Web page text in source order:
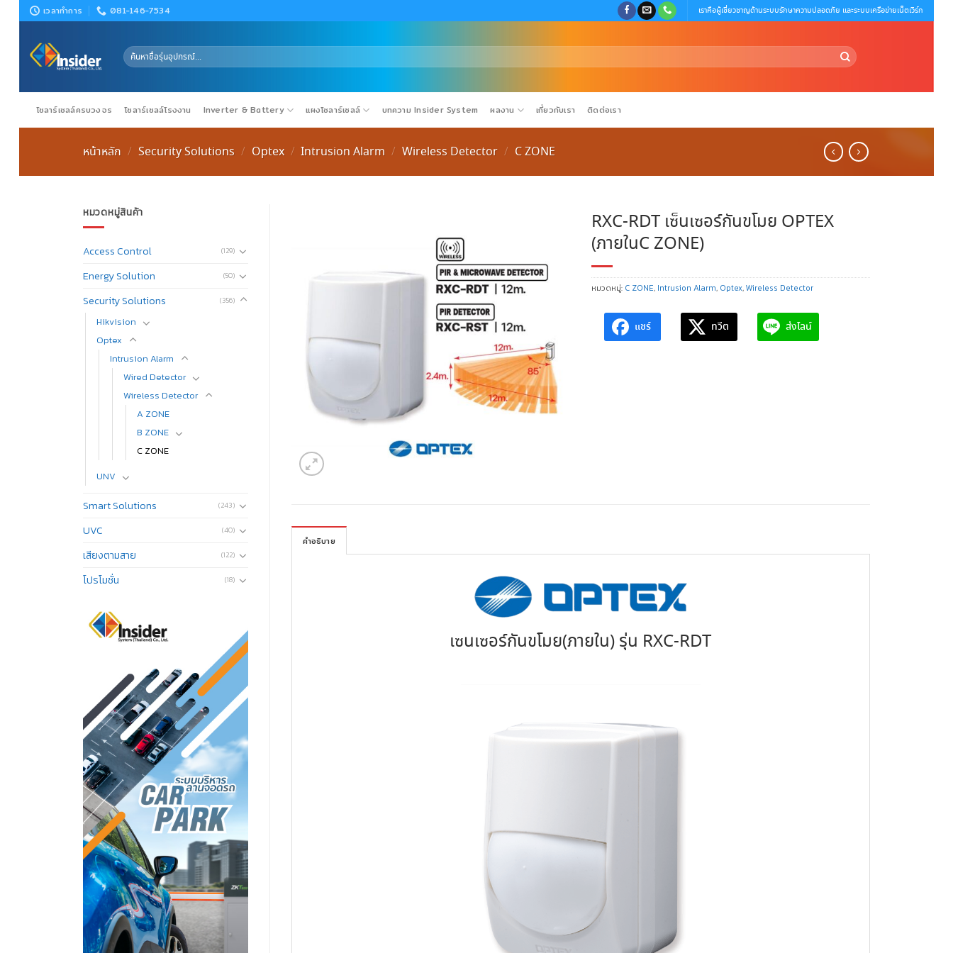
Skip
to
เวลาทำการ 081-146-7534 เราคือผู้เชี่ยวชาญด้านระบบรักษาความปลอดภัย และระบบเครือข่ายเน็ตเวิร์ก
ค้นหา:
โซลาร์เซลล์ครบวงจร โซลาร์เซลล์โรงงาน Inverter & Battery แผงโซลาร์เซลล์ บทความ Insider System ผลงาน เกี่ยวกับเรา ติดต่อเรา
หน้าหลัก / Security Solutions / Optex / Intrusion Alarm / Wireless Detector / C ZONE
หมวดหมู่สินค้า
Access Control (129)
Energy Solution (50)
Security Solutions (356)
Hikvision
Optex
Intrusion Alarm
Wired Detector
Wireless Detector
A ZONE
B ZONE
C ZONE
UNV
Smart Solutions (243)
UVC (40)
เสียงตามสาย (122)
โปรโมชั่น (18)
RXC-RDT เซ็นเซอร์กันขโมย OPTEX
(ภายในC ZONE)
หมวดหมู่: C ZONE, Intrusion Alarm, Optex,Wireless Detector
แชร์ ทวีต ส่งไลน์
คำอธิบาย
เซนเซอร์กันขโมย(ภายใน) รุ่น RXC-RDT